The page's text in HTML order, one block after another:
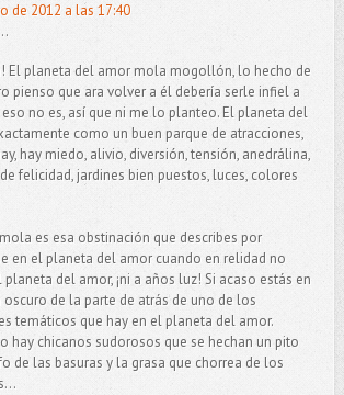
de 2012 a las 17:40
El planeta del amor mola mogollón, lo hecho de
pienso que ara volver a él debería serle infiel a
no es, así que ni me lo planteo. El planeta del
como un buen parque de atracciones,
hay miedo, alivio, diversión, tensión, anedrálina,
felicidad, jardines bien puestos, luces, colores
es esa obstinación que describes por
en el planeta del amor cuando en relidad no
planeta del amor, ¡ni a años luz! Si acaso estás en
de la parte de atrás de uno de los
temáticos que hay en el planeta del amor.
hay chicanos sudorosos que se hechan un pito
de las basuras y la grasa que chorrea de los